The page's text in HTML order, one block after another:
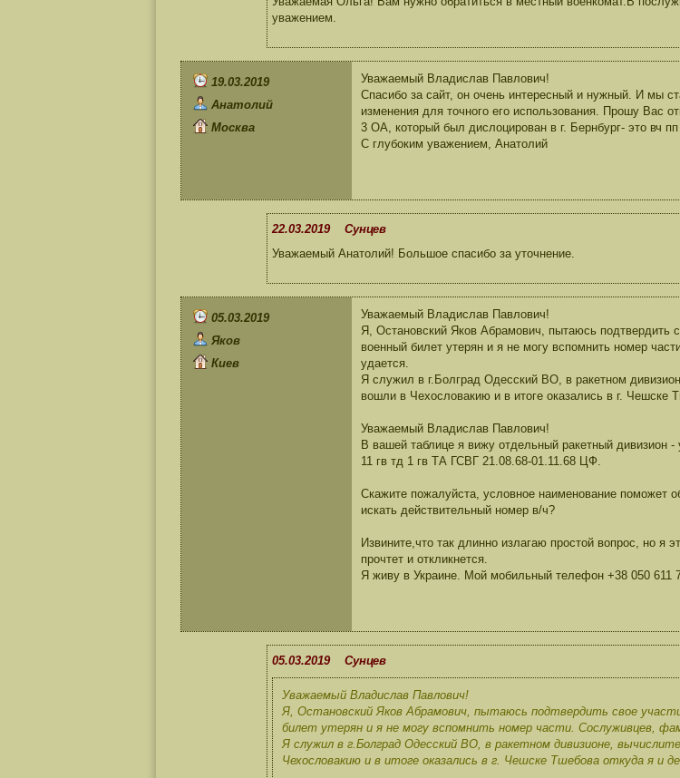
уважением.
19.03.2019
Анатолий
Москва
Уважаемый Владислав Павлович!
Спасибо за сайт, он очень интересный и нужный. И мы
изменения для точного его использования. Прошу Вас
3 ОА, который был дислоцирован в г. Бернбург- это вч
С глубоким уважением, Анатолий
22.03.2019 Сунцев
Уважаемый Анатолий! Большое спасибо за уточнение.
05.03.2019
Яков
Киев
Уважаемый Владислав Павлович!
Я, Остановский Яков Абрамович, пытаюсь подтвердить
военный билет утерян и я не могу вспомнить номер
удается.
Я служил в г.Болград Одесский ВО, в ракетном
вошли в Чехословакию и в итоге оказались в г. Чешске
Уважаемый Владислав Павлович!
В вашей таблице я вижу отдельный ракетный дивизион
11 гв тд 1 гв ТА ГСВГ 21.08.68-01.11.68 ЦФ.
Скажите пожалуйста, условное наименование
искать действительный номер в/ч?
Извините,что так длинно излагаю простой вопрос, но я
прочтет и откликнется.
Я живу в Украине. Мой мобильный телефон +38 050 611
05.03.2019 Сунцев
Уважаемый Владислав Павлович!
Я, Остановский Яков Абрамович, пытаюсь подтвердить свое
билет утерян и я не могу вспомнить номер части. Сослуживцев,
Я служил в г.Болград Одесский ВО, в ракетном дивизионе,
Чехословакию и в итоге оказались в г. Чешске Тшебова откуда я и